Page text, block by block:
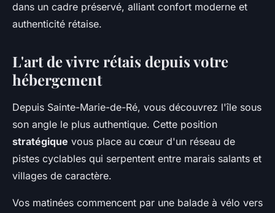
dans un cadre préservé, alliant confort moderne et
authenticité rétaise.
L'art de vivre rétais depuis votre
hébergement
Depuis Sainte-Marie-de-Ré, vous découvrez l'île sous
son angle le plus authentique. Cette position
stratégique vous place au cœur d'un réseau de
pistes cyclables qui serpentent entre marais salants et
villages de caractère.
Vos matinées commencent par une balade à vélo vers